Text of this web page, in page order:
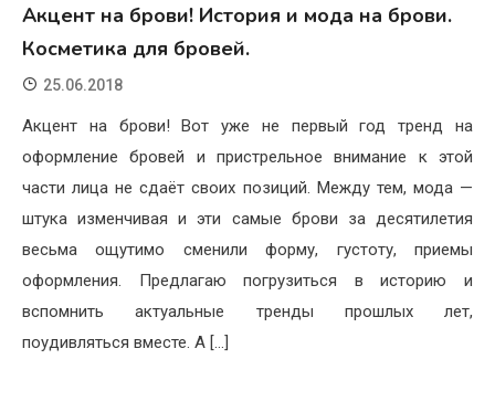
Акцент на брови! История и мода на брови.
Косметика для бровей.
25.06.2018
Акцент на брови! Вот уже не первый год тренд на
оформление бровей и пристрельное внимание к этой
части лица не сдаёт своих позиций. Между тем, мода —
штука изменчивая и эти самые брови за десятилетия
весьма ощутимо сменили форму, густоту, приемы
оформления. Предлагаю погрузиться в историю и
вспомнить актуальные тренды прошлых лет,
поудивляться вместе. А […]